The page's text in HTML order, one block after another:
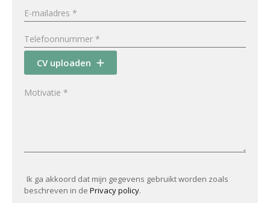
CV uploaden
Ik ga akkoord dat mijn gegevens gebruikt worden zoals
beschreven in de Privacy policy.